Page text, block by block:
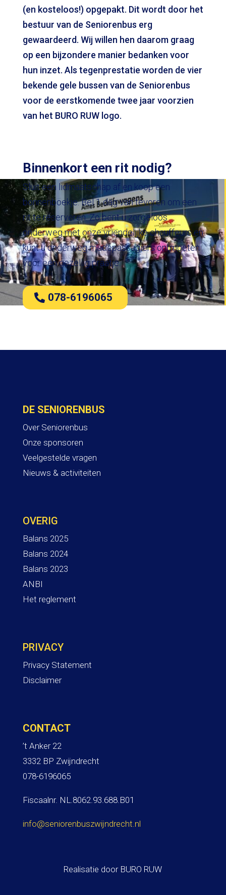
(en kosteloos!) opgepakt. Dit wordt door het
bestuur van de Seniorenbus erg
gewaardeerd. Wij willen hen daarom graag
op een bijzondere manier bedanken voor
hun inzet. Als tegenprestatie worden de vier
bekende gele bussen van de Seniorenbus
voor de eerstkomende twee jaar voorzien
van het BURO RUW logo.
Binnenkort een rit nodig?
Sluit een lidmaatschap af en koop een
bonnenboekje. Bel 1 dag van tevoren om een
rit te reserveren. Zo bent u zorgeloos
onderweg met onze vriendelijke chauffeurs en
kunt u onderweg medepassagiers ontmoeten
voor een gezellig praatje.
078-6196065
DE SENIORENBUS
Over Seniorenbus
Onze sponsoren
Veelgestelde vragen
Nieuws & activiteiten
OVERIG
Balans 2025
Balans 2024
Balans 2023
ANBI
Het reglement
PRIVACY
Privacy Statement
Disclaimer
CONTACT
’t Anker 22
3332 BP Zwijndrecht
078-6196065
Fiscaalnr. NL.8062.93.688.B01
info@seniorenbuszwijndrecht.nl
Realisatie door BURO RUW